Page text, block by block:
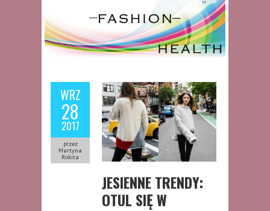
WRZ
28
2017
przez
Martyna
Rokita
JESIENNE TRENDY:
OTUL SIĘ W